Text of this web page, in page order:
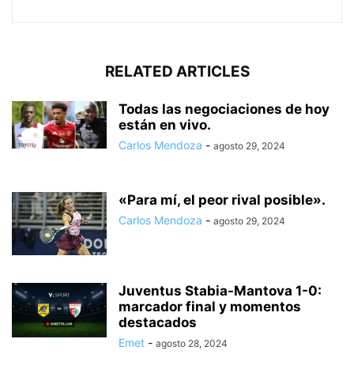
RELATED ARTICLES
Todas las negociaciones de hoy
están en vivo.
Carlos Mendoza - agosto 29, 2024
«Para mí, el peor rival posible».
Carlos Mendoza - agosto 29, 2024
Juventus Stabia-Mantova 1-0:
marcador final y momentos
destacados
Emet - agosto 28, 2024